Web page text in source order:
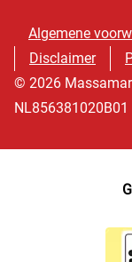
Algemene
Disclaimer
© 2026
NL856381020B01